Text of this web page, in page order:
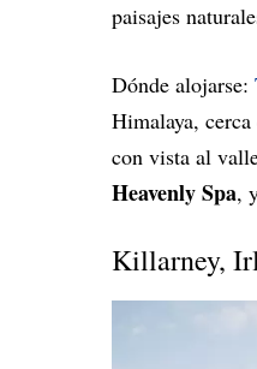
paisajes
Dónde alojarse:
Himalaya, cerca
con vista al
Heavenly Spa,
Killarney,